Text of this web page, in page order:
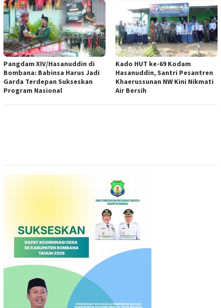
Pangdam XIV/Hasanuddin di
Bombana: Babinsa Harus Jadi
Garda Terdepan Sukseskan
Program Nasional
Kado HUT ke-69 Kodam
Hasanuddin, Santri Pesantren
Khaerussunan NW Kini Nikmati
Air Bersih